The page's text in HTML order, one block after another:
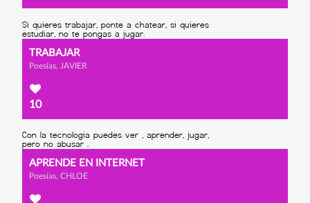
TRABAJAR
Poesías, JAVIER
10
APRENDE EN INTERNET
Poesías, CHLOE